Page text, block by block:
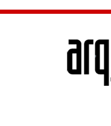
Skip to main content